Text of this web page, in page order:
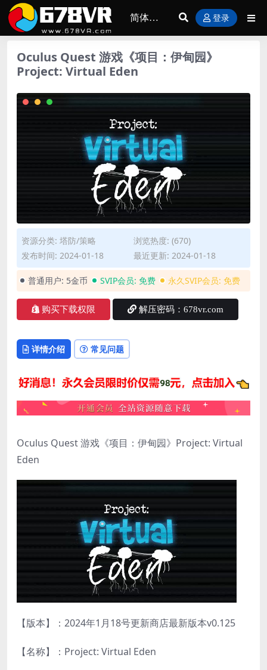
登录
Oculus Quest 游戏《项目：伊甸园》
Project: Virtual Eden
资源分类: 塔防/策略
浏览热度: (670)
发布时间: 2024-01-18
最近更新: 2024-01-18
普通用户: 5金币 SVIP会员: 免费 永久SVIP会员: 免费
购买下载权限 解压密码：678vr.com
详情介绍 常见问题
Oculus Quest 游戏《项目：伊甸园》Project: Virtual
Eden
【版本】：2024年1月18号更新商店最新版本v0.125
【名称】：Project: Virtual Eden